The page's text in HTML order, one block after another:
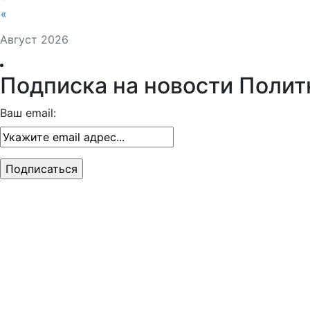
Август 2026
«
Подписка на новости
Ваш email: